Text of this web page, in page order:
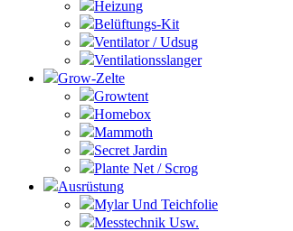
Heizung
Belüftungs-Kit
Ventilator / Udsug
Ventilationsslanger
Grow-Zelte
Growtent
Homebox
Mammoth
Secret Jardin
Plante Net / Scrog
Ausrüstung
Mylar Und Teichfolie
Messtechnik Usw.